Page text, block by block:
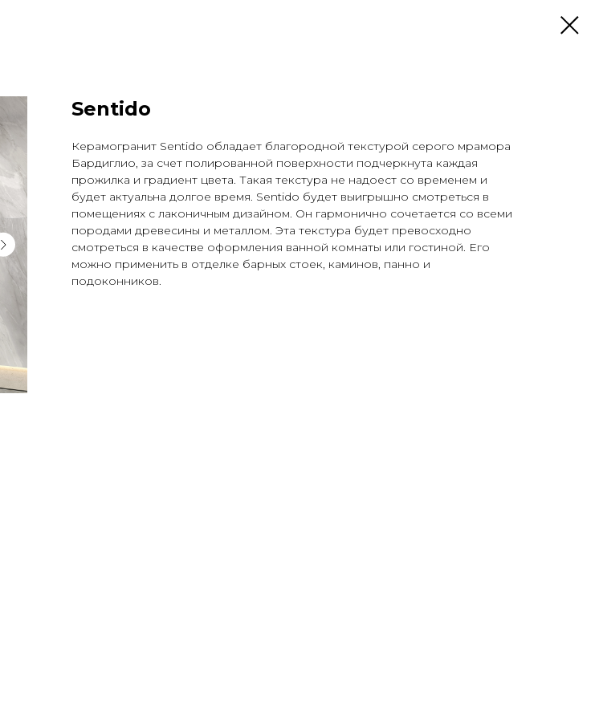
Sentido
Керамогранит Sentido обладает благородной текстурой серого мрамора
Бардиглио, за счет полированной поверхности подчеркнута каждая
прожилка и градиент цвета. Такая текстура не надоест со временем и
будет актуальна долгое время. Sentido будет выигрышно смотреться в
помещениях с лаконичным дизайном. Он гармонично сочетается со всеми
породами древесины и металлом. Эта текстура будет превосходно
смотреться в качестве оформления ванной комнаты или гостиной. Его
можно применить в отделке барных стоек, каминов, панно и
подоконников.